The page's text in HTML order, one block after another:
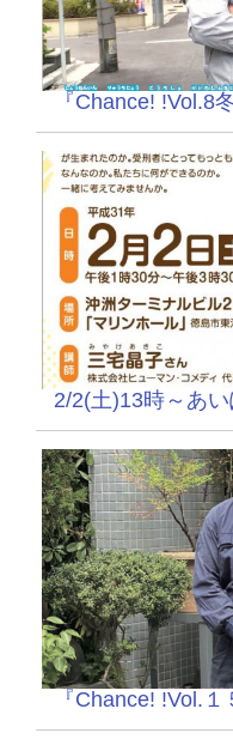
『Chance! !Vol.8
2/2(土)13時～あ
『Chance! !Vol.